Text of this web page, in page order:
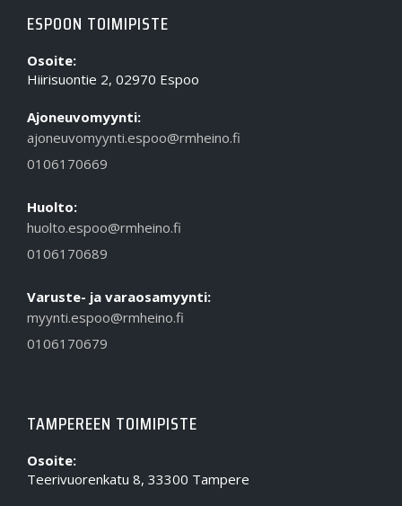
ESPOON TOIMIPISTE
Osoite:
Hiirisuontie 2, 02970 Espoo
Ajoneuvomyynti:
ajoneuvomyynti.espoo@rmheino.fi
0106170669
Huolto:
huolto.espoo@rmheino.fi
0106170689
Varuste- ja varaosamyynti:
myynti.espoo@rmheino.fi
0106170679
TAMPEREEN TOIMIPISTE
Osoite:
Teerivuorenkatu 8, 33300 Tampere